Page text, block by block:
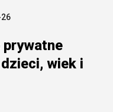
prywatne
wiek i